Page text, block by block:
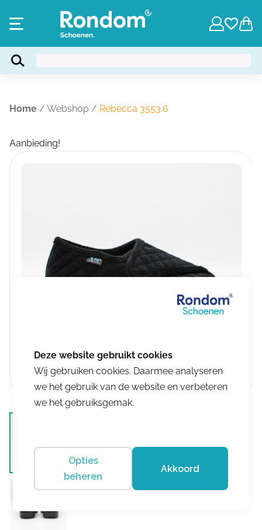
Home / Webshop / Rebecca 3553.6
Aanbieding!
Wij gebruiken cookies. Daarmee analyseren
we het gebruik van de website en verbeteren
we het gebruiksgemak.
Opties
beheren
Akkoord